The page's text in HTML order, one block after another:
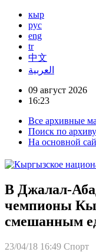
кыр
рус
eng
tr
中文
العربية
09 август 2026
16:23
Все архивные
Поиск по архиву
На основной
В Джалал-
чемпионы
смешанным
23/04/18 16:49 Спорт